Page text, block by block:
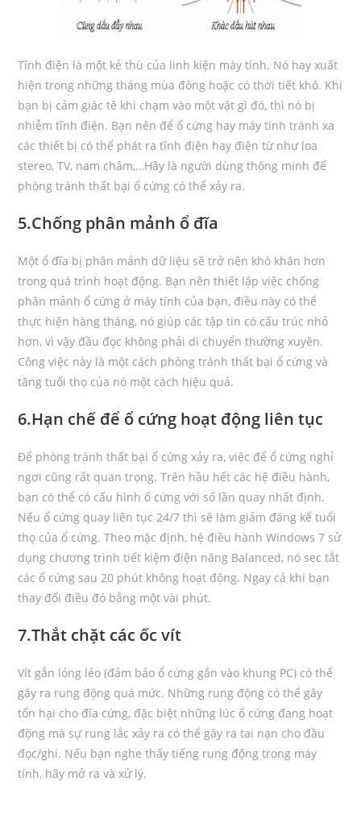
Tĩnh điện là một kẻ thù của linh kiện máy tính. Nó hay xuất
hiện trong những tháng mùa đông hoặc có thời tiết khô. Khi
bạn bị cảm giác tê khi chạm vào một vật gì đó, thì nó bị
nhiễm tĩnh điện. Bạn nên để ổ cứng hay máy tính tránh xa
các thiết bị có thể phát ra tĩnh điện hay điện từ như loa
stereo, TV, nam châm,…Hãy là người dùng thông minh để
phòng tránh thất bại ổ cứng có thể xảy ra.
5.Chống phân mảnh ổ đĩa
Một ổ đĩa bị phân mảnh dữ liệu sẽ trở nên khó khăn hơn
trong quá trình hoạt động. Bạn nên thiết lập việc chống
phân mảnh ổ cứng ở máy tính của bạn, điều này có thể
thực hiện hàng tháng, nó giúp các tập tin có cấu trúc nhỏ
hơn, vì vậy đầu đọc không phải di chuyển thường xuyên.
Công việc này là một cách phòng tránh thất bại ổ cứng và
tăng tuổi thọ của nó một cách hiệu quả.
6.Hạn chế để ổ cứng hoạt động liên tục
Để phòng tránh thất bại ổ cứng xảy ra, việc để ổ cứng nghỉ
ngơi cũng rất quan trọng. Trên hầu hết các hệ điều hành,
bạn có thể có cấu hình ổ cứng với số lần quay nhất định.
Nếu ổ cứng quay liên tục 24/7 thì sẽ làm giảm đáng kể tuổi
thọ của ổ cứng. Theo mặc định, hệ điều hành Windows 7 sử
dụng chương trình tiết kiệm điện năng Balanced, nó sec tắt
các ổ cứng sau 20 phút không hoạt động. Ngay cả khi bạn
thay đổi điều đó bằng một vài phút.
7.Thắt chặt các ốc vít
Vít gắn lỏng lẻo (đảm bảo ổ cứng gắn vào khung PC) có thể
gây ra rung động quá mức. Những rung động có thể gây
tổn hại cho đĩa cứng, đặc biệt những lúc ổ cứng đang hoạt
động mà sự rung lắc xảy ra có thể gây ra tai nạn cho đầu
đọc/ghi. Nếu bạn nghe thấy tiếng rung động trong máy
tính, hãy mở ra và xử lý.